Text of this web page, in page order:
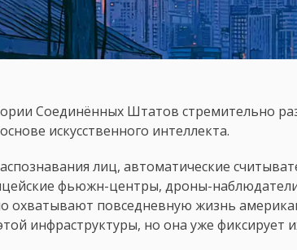
Соединённых Штатов стремительно
искусственного интеллекта.
лиц, автоматические
фьюжн-центры, дроны-
охватывают повседневную жизнь
инфраструктуры, но она уже